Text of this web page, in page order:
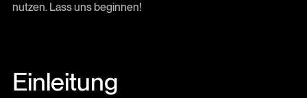
nutzen. Lass uns beginnen!
Einleitung